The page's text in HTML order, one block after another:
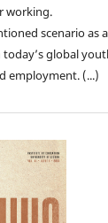
working.
scenario as
global
employment. (...)